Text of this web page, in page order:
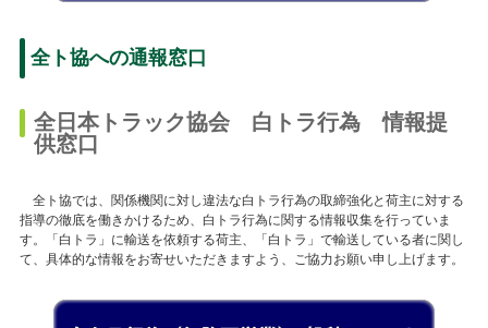
全ト協への通報窓口
全日本トラック協会 白トラ行為 情報提
供窓口
全ト協では、関係機関に対し違法な白トラ行為の取締強化と荷主に対する
指導の徹底を働きかけるため、白トラ行為に関する情報収集を行っていま
す。「白トラ」に輸送を依頼する荷主、「白トラ」で輸送している者に関し
て、具体的な情報をお寄せいただきますよう、ご協力お願い申し上げます。